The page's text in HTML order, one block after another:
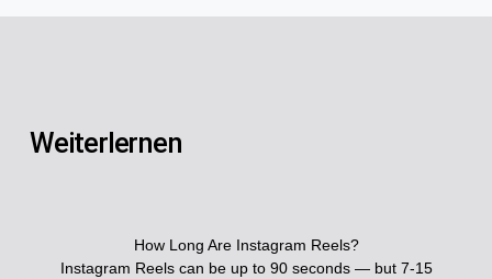
Weiterlernen
How Long Are Instagram Reels?
Instagram Reels can be up to 90 seconds — but 7-15